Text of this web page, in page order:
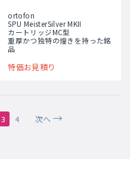
ortofon
SPU MeisterSilver MKII
カートリッジMC型
重厚かつ独特の煌きを持った銘
品
特価お見積り
3 4 次へ